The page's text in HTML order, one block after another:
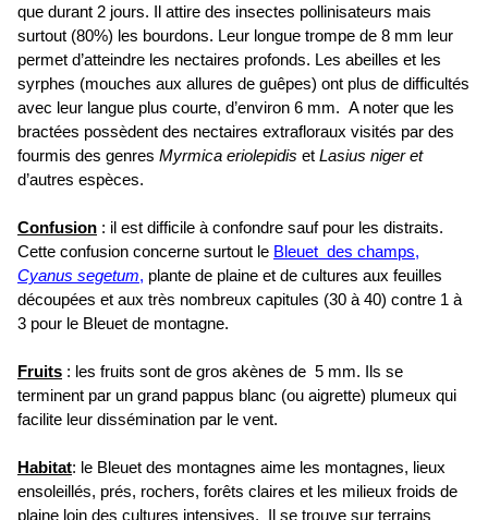
que durant 2 jours. Il attire des insectes pollinisateurs mais
surtout (80%) les bourdons. Leur longue trompe de 8 mm leur
permet d’atteindre les nectaires profonds. Les abeilles et les
syrphes (mouches aux allures de guêpes) ont plus de difficultés
avec leur langue plus courte, d’environ 6 mm. A noter que les
bractées possèdent des nectaires extrafloraux visités par des
fourmis des genres Myrmica eriolepidis et Lasius niger et
d’autres espèces.
Confusion : il est difficile à confondre sauf pour les distraits.
Cette confusion concerne surtout le Bleuet des champs,
Cyanus segetum, plante de plaine et de cultures aux feuilles
découpées et aux très nombreux capitules (30 à 40) contre 1 à
3 pour le Bleuet de montagne.
Fruits : les fruits sont de gros akènes de 5 mm. Ils se
terminent par un grand pappus blanc (ou aigrette) plumeux qui
facilite leur dissémination par le vent.
Habitat: le Bleuet des montagnes aime les montagnes, lieux
ensoleillés, prés, rochers, forêts claires et les milieux froids de
plaine loin des cultures intensives. Il se trouve sur terrains